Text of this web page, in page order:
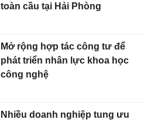
toàn cầu tại Hải Phòng
Mở rộng hợp tác công tư để
phát triển nhân lực khoa học
công nghệ
Nhiều doanh nghiệp tung ưu